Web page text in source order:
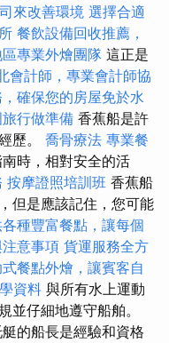
來改善環境 選擇合適
餐飲設備回收推薦，
專業外燴團隊 這正是
會計師，專業會計師協
確保您的房屋免於水
行做準備 香蕉船是許
歷。 喬骨療法 專業餐
時，相對安全的活
按摩證照培訓班 香蕉船
但是應該記住，您可能
種豐富餐點，讓每個
意事項 貨運服務全方
式餐點外燴，讓賓客自
資料 與所有水上運動
並仔細地遵守船舶。
的船長是經驗和資格